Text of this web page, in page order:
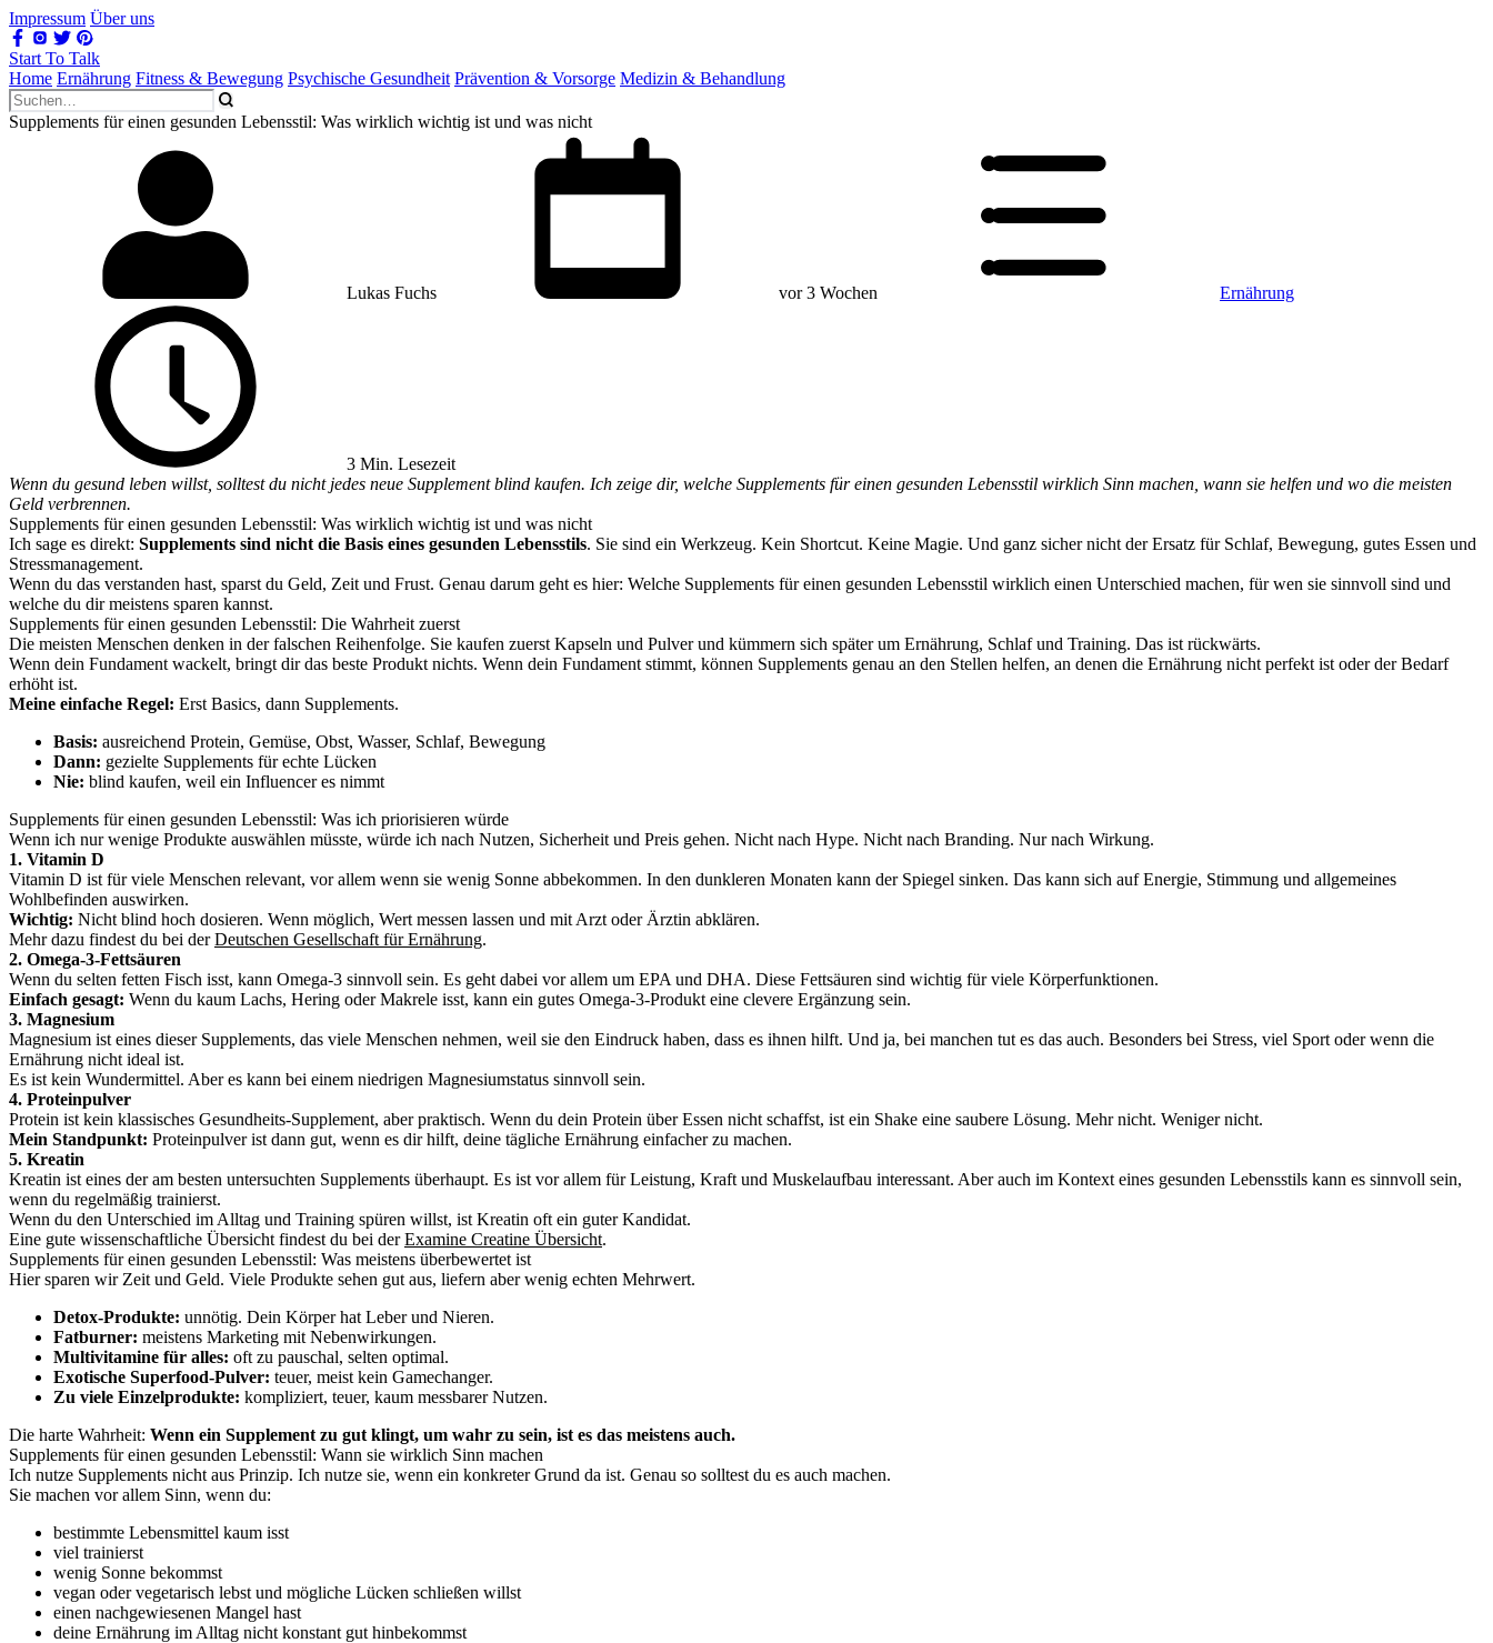
Impressum Über uns
Start To Talk
Home Ernährung Fitness & Bewegung Psychische Gesundheit Prävention & Vorsorge Medizin & Behandlung
Supplements für einen gesunden Lebensstil: Was wirklich wichtig ist und was nicht
Lukas Fuchs vor 3 Wochen Ernährung
3 Min. Lesezeit
Wenn du gesund leben willst, solltest du nicht jedes neue Supplement blind kaufen. Ich zeige dir, welche Supplements für einen gesunden Lebensstil wirklich Sinn machen, wann sie helfen und wo die meisten
Geld verbrennen.
Supplements für einen gesunden Lebensstil: Was wirklich wichtig ist und was nicht
Ich sage es direkt: Supplements sind nicht die Basis eines gesunden Lebensstils. Sie sind ein Werkzeug. Kein Shortcut. Keine Magie. Und ganz sicher nicht der Ersatz für Schlaf, Bewegung, gutes Essen und
Stressmanagement.
Wenn du das verstanden hast, sparst du Geld, Zeit und Frust. Genau darum geht es hier: Welche Supplements für einen gesunden Lebensstil wirklich einen Unterschied machen, für wen sie sinnvoll sind und
welche du dir meistens sparen kannst.
Supplements für einen gesunden Lebensstil: Die Wahrheit zuerst
Die meisten Menschen denken in der falschen Reihenfolge. Sie kaufen zuerst Kapseln und Pulver und kümmern sich später um Ernährung, Schlaf und Training. Das ist rückwärts.
Wenn dein Fundament wackelt, bringt dir das beste Produkt nichts. Wenn dein Fundament stimmt, können Supplements genau an den Stellen helfen, an denen die Ernährung nicht perfekt ist oder der Bedarf
erhöht ist.
Meine einfache Regel: Erst Basics, dann Supplements.
Basis: ausreichend Protein, Gemüse, Obst, Wasser, Schlaf, Bewegung
Dann: gezielte Supplements für echte Lücken
Nie: blind kaufen, weil ein Influencer es nimmt
Supplements für einen gesunden Lebensstil: Was ich priorisieren würde
Wenn ich nur wenige Produkte auswählen müsste, würde ich nach Nutzen, Sicherheit und Preis gehen. Nicht nach Hype. Nicht nach Branding. Nur nach Wirkung.
1. Vitamin D
Vitamin D ist für viele Menschen relevant, vor allem wenn sie wenig Sonne abbekommen. In den dunkleren Monaten kann der Spiegel sinken. Das kann sich auf Energie, Stimmung und allgemeines
Wohlbefinden auswirken.
Wichtig: Nicht blind hoch dosieren. Wenn möglich, Wert messen lassen und mit Arzt oder Ärztin abklären.
Mehr dazu findest du bei derDeutschen Gesellschaft für Ernährung.
2. Omega-3-Fettsäuren
Wenn du selten fetten Fisch isst, kann Omega-3 sinnvoll sein. Es geht dabei vor allem um EPA und DHA. Diese Fettsäuren sind wichtig für viele Körperfunktionen.
Einfach gesagt: Wenn du kaum Lachs, Hering oder Makrele isst, kann ein gutes Omega-3-Produkt eine clevere Ergänzung sein.
3. Magnesium
Magnesium ist eines dieser Supplements, das viele Menschen nehmen, weil sie den Eindruck haben, dass es ihnen hilft. Und ja, bei manchen tut es das auch. Besonders bei Stress, viel Sport oder wenn die
Ernährung nicht ideal ist.
Es ist kein Wundermittel. Aber es kann bei einem niedrigen Magnesiumstatus sinnvoll sein.
4. Proteinpulver
Protein ist kein klassisches Gesundheits-Supplement, aber praktisch. Wenn du dein Protein über Essen nicht schaffst, ist ein Shake eine saubere Lösung. Mehr nicht. Weniger nicht.
Mein Standpunkt: Proteinpulver ist dann gut, wenn es dir hilft, deine tägliche Ernährung einfacher zu machen.
5. Kreatin
Kreatin ist eines der am besten untersuchten Supplements überhaupt. Es ist vor allem für Leistung, Kraft und Muskelaufbau interessant. Aber auch im Kontext eines gesunden Lebensstils kann es sinnvoll sein,
wenn du regelmäßig trainierst.
Wenn du den Unterschied im Alltag und Training spüren willst, ist Kreatin oft ein guter Kandidat.
Eine gute wissenschaftliche Übersicht findest du bei derExamine Creatine Übersicht.
Supplements für einen gesunden Lebensstil: Was meistens überbewertet ist
Hier sparen wir Zeit und Geld. Viele Produkte sehen gut aus, liefern aber wenig echten Mehrwert.
Detox-Produkte: unnötig. Dein Körper hat Leber und Nieren.
Fatburner: meistens Marketing mit Nebenwirkungen.
Multivitamine für alles: oft zu pauschal, selten optimal.
Exotische Superfood-Pulver: teuer, meist kein Gamechanger.
Zu viele Einzelprodukte: kompliziert, teuer, kaum messbarer Nutzen.
Die harte Wahrheit: Wenn ein Supplement zu gut klingt, um wahr zu sein, ist es das meistens auch.
Supplements für einen gesunden Lebensstil: Wann sie wirklich Sinn machen
Ich nutze Supplements nicht aus Prinzip. Ich nutze sie, wenn ein konkreter Grund da ist. Genau so solltest du es auch machen.
Sie machen vor allem Sinn, wenn du:
bestimmte Lebensmittel kaum isst
viel trainierst
wenig Sonne bekommst
vegan oder vegetarisch lebst und mögliche Lücken schließen willst
einen nachgewiesenen Mangel hast
deine Ernährung im Alltag nicht konstant gut hinbekommst